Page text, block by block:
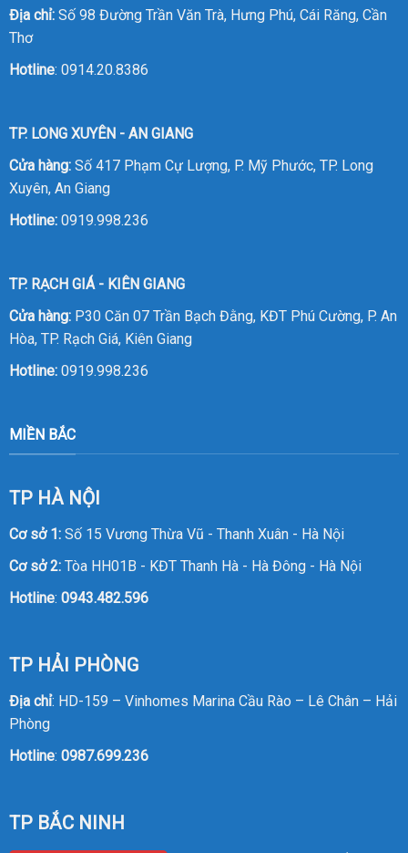
Địa chỉ:Số 98 Đường Trần Văn Trà, Hưng Phú, Cái Răng, Cần
Thơ
Hotline: 0914.20.8386
TP. LONG XUYÊN - AN GIANG
Cửa hàng:Số 417 Phạm Cự Lượng, P. Mỹ Phước, TP. Long
Xuyên, An Giang
Hotline: 0919.998.236
TP. RẠCH GIÁ - KIÊN GIANG
Cửa hàng:P30 Căn 07 Trần Bạch Đằng, KĐT Phú Cường, P. An
Hòa, TP. Rạch Giá, Kiên Giang
Hotline: 0919.998.236
MIỀN BẮC
TP HÀ NỘI
Cơ sở 1:Số 15 Vương Thừa Vũ - Thanh Xuân - Hà Nội
Cơ sở 2:Tòa HH01B - KĐT Thanh Hà - Hà Đông - Hà Nội
Hotline: 0943.482.596
TP HẢI PHÒNG
Địa chỉ: HD-159 – Vinhomes Marina Cầu Rào – Lê Chân – Hải
Phòng
Hotline: 0987.699.236
TP BẮC NINH